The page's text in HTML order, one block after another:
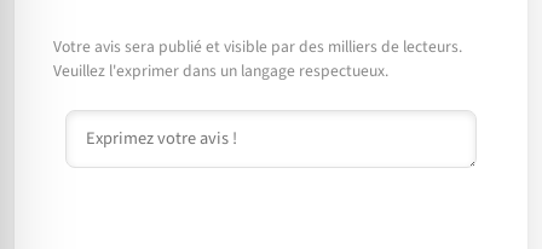
Votre avis sera publié et visible par des milliers de lecteurs.
Veuillez l'exprimer dans un langage respectueux.
Commentaire